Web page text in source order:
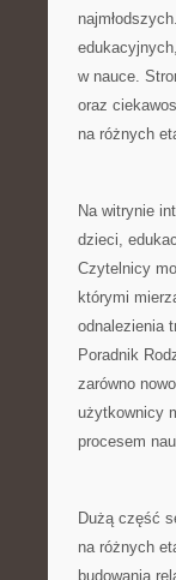
w nauce.
oraz
na różnych
Na witrynie
dzieci,
Czytelnicy
którymi
odnalezienia
Poradnik
zarówno
użytkownicy
procesem
Dużą część
na różnych
budowania